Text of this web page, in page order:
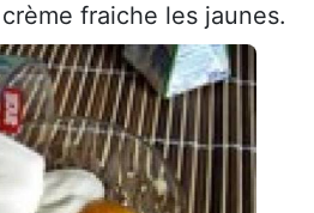
fraiche les jaunes.